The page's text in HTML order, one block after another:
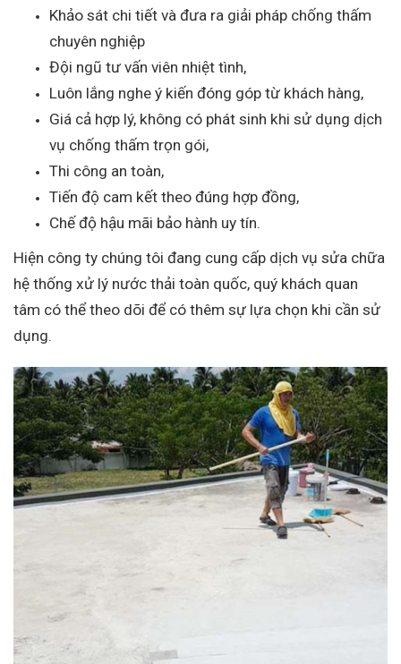
Khảo sát chi tiết và đưa ra giải pháp chống thấm
chuyên nghiệp
Đội ngũ tư vấn viên nhiệt tình,
Luôn lắng nghe ý kiến đóng góp từ khách hàng,
Giá cả hợp lý, không có phát sinh khi sử dụng dịch
vụ chống thấm trọn gói,
Thi công an toàn,
Tiến độ cam kết theo đúng hợp đồng,
Chế độ hậu mãi bảo hành uy tín.
Hiện công ty chúng tôi đang cung cấp dịch vụ sửa chữa
hệ thống xử lý nước thải toàn quốc, quý khách quan
tâm có thể theo dõi để có thêm sự lựa chọn khi cần sử
dụng.